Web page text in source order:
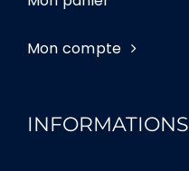
Mon compte
INFORMATIONS